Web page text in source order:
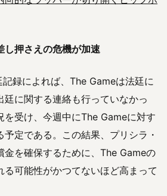
し押さえの危機が加速
録によれば、The Gameは法廷に
廷に関する連絡も行っていなかっ
を受け、今週中にThe Gameに対す
予定である。この結果、プリシラ・
金を確保するために、The Gameの
る可能性がかつてないほど高まって